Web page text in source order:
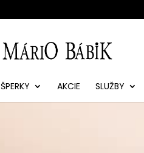
ŠPERKY AKCIE SLUŽBY